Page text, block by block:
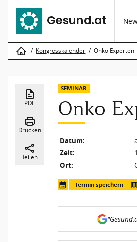
Kongresskalender Onko
PDF
Drucken
Teilen
SEMINAR
Onko
Datum:
Zeit:
Ort:
Termin speichern